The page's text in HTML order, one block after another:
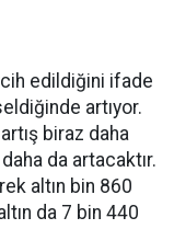
edildiğini ifade
artıyor.
biraz daha
da artacaktır.
altın bin 860
da 7 bin 440